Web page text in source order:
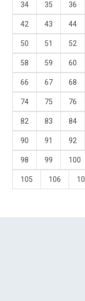
34 35 36
42 43 44
50 51 52
58 59 60
66 67 68
74 75 76
82 83 84
90 91 92
98 99 100
105 106